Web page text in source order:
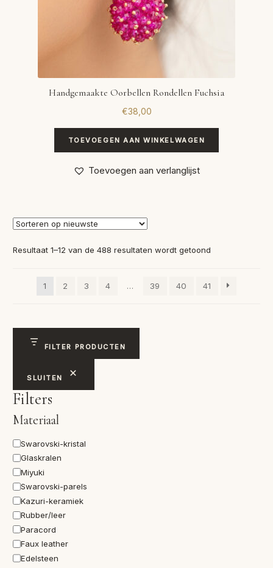
Handgemaakte Oorbellen Rondellen Fuchsia
€38,00
TOEVOEGEN AAN WINKELWAGEN
Toevoegen aan verlanglijst
Resultaat 1–12 van de 488 resultaten wordt getoond
1
2 3 4 … 39 40 41
FILTER PRODUCTEN
SLUITEN
Filters
Materiaal
Materiaal
Swarovski-kristal
Glaskralen
Miyuki
Swarovski-parels
Kazuri-keramiek
Rubber/leer
Paracord
Faux leather
Edelsteen